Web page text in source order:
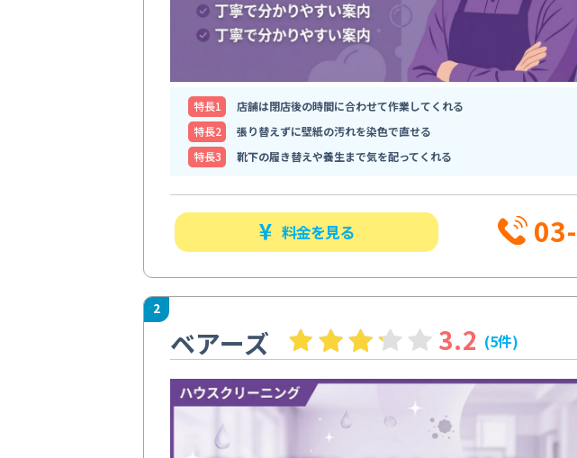
特⻑1
店舗は閉店後の時間に合わせて作業してくれる
特⻑2
張り替えずに壁紙の汚れを染色で直せる
特⻑3
靴下の履き替えや養生まで気を配ってくれる
料金を見る
2
ベアーズ 3.2 (5件)